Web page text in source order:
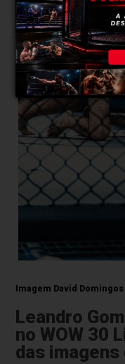
Imagem David
Leandro
no WOW 30
das imagens